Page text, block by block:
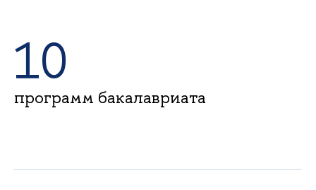
10
программ бакалавриата